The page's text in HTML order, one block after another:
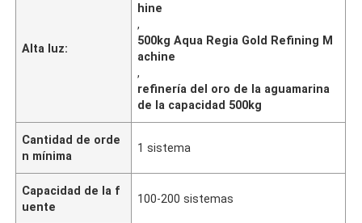
Alta luz:
hine
,
500kg Aqua Regia Gold Refining M
achine
,
refinería del oro de la aguamarina
de la capacidad 500kg
Cantidad de orde
n mínima
1 sistema
Capacidad de la f
uente
100-200 sistemas